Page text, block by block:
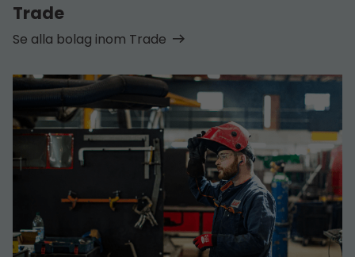
Trade
Se alla bolag inom Trade